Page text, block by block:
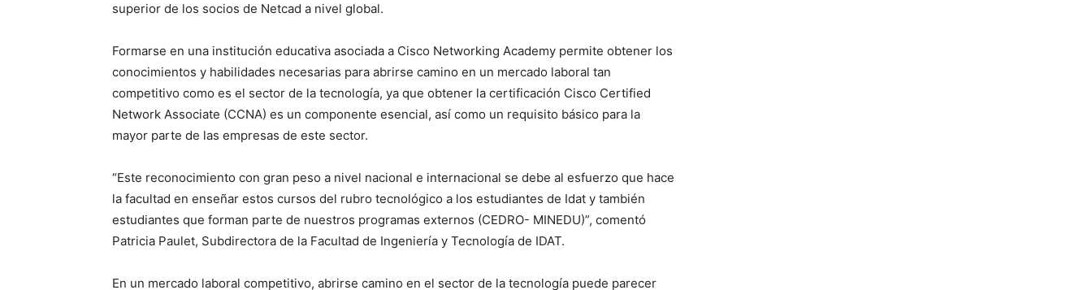
superior de los socios de Netcad a nivel global.
Formarse en una institución educativa asociada a Cisco Networking Academy permite obtener los
conocimientos y habilidades necesarias para abrirse camino en un mercado laboral tan
competitivo como es el sector de la tecnología, ya que obtener la certificación Cisco Certified
Network Associate (CCNA) es un componente esencial, así como un requisito básico para la
mayor parte de las empresas de este sector.
“Este reconocimiento con gran peso a nivel nacional e internacional se debe al esfuerzo que hace
la facultad en enseñar estos cursos del rubro tecnológico a los estudiantes de Idat y también
estudiantes que forman parte de nuestros programas externos (CEDRO- MINEDU)”, comentó
Patricia Paulet, Subdirectora de la Facultad de Ingeniería y Tecnología de IDAT.
En un mercado laboral competitivo, abrirse camino en el sector de la tecnología puede parecer